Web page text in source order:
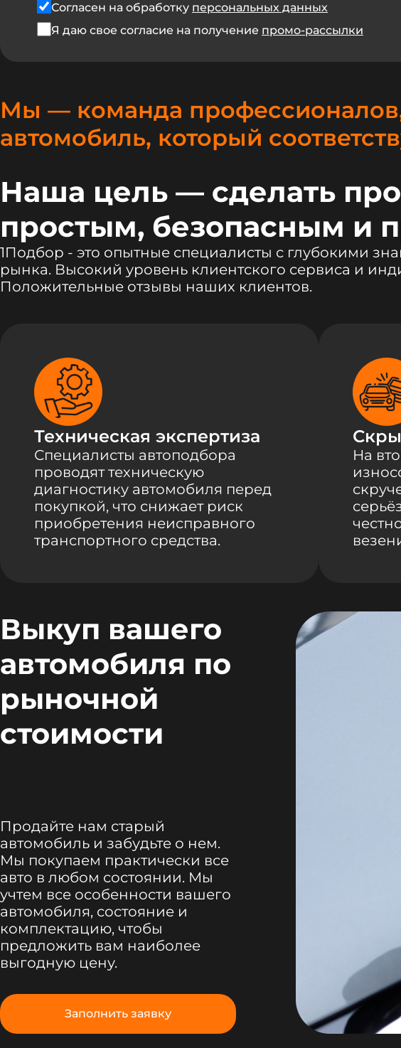
Согласен на обработку персональных данных
Я даю свое согласие на получение промо-рассылки
Мы — команда
автомобиль, который
Наша цель — сделать
простым, безопасным и
1Подбор - это опытные специалисты с глубокими
рынка. Высокий уровень клиентского сервиса и
Положительные отзывы наших клиентов.
Техническая экспертиза
Специалисты автоподбора
проводят техническую
диагностику автомобиля перед
покупкой, что снижает риск
приобретения неисправного
транспортного средства.
На
Выкуп вашего
автомобиля по
рыночной
стоимости
Продайте нам старый
автомобиль и забудьте о нем.
Мы покупаем практически все
авто в любом состоянии. Мы
учтем все особенности вашего
автомобиля, состояние и
комплектацию, чтобы
предложить вам наиболее
выгодную цену.
Заполнить заявку